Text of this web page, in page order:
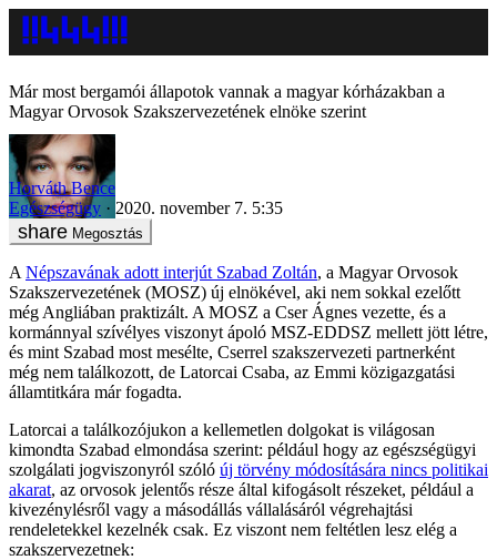
Már most bergamói állapotok vannak a magyar kórházakban a
Magyar Orvosok Szakszervezetének elnöke szerint
Horváth Bence
Egészségügy
2020. november 7. 5:35
Megosztás
A Népszavának adott interjút Szabad Zoltán, a Magyar Orvosok
Szakszervezetének (MOSZ) új elnökével, aki nem sokkal ezelőtt
még Angliában praktizált. A MOSZ a Cser Ágnes vezette, és a
kormánnyal szívélyes viszonyt ápoló MSZ-EDDSZ mellett jött létre,
és mint Szabad most mesélte, Cserrel szakszervezeti partnerként
még nem találkozott, de Latorcai Csaba, az Emmi közigazgatási
államtitkára már fogadta.
Latorcai a találkozójukon a kellemetlen dolgokat is világosan
kimondta Szabad elmondása szerint: például hogy az egészségügyi
szolgálati jogviszonyról szóló új törvény módosítására nincs politikai
akarat, az orvosok jelentős része által kifogásolt részeket, például a
kivezénylésről vagy a másodállás vállalásáról végrehajtási
rendeletekkel kezelnék csak. Ez viszont nem feltétlen lesz elég a
szakszervezetnek: